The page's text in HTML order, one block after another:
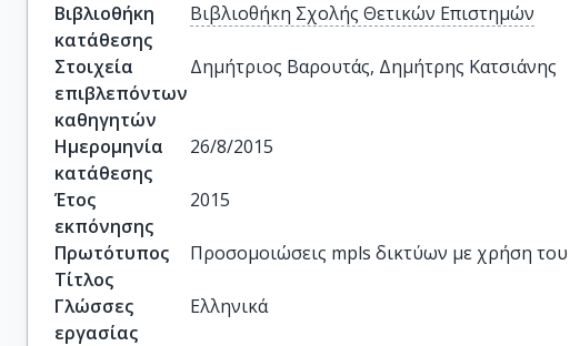
Βιβλιοθήκη
κατάθεσης
Βιβλιοθήκη Σχολής Θετικών Επιστημών
Στοιχεία
επιβλεπόντων
καθηγητών
Δημήτριος Βαρουτάς, Δημήτρης Κατσιάνης
Ημερομηνία
κατάθεσης
26/8/2015
Έτος
εκπόνησης
2015
Πρωτότυπος
Τίτλος
Προσομοιώσεις mpls δικτύων με χρήση
Γλώσσες
εργασίας
Ελληνικά